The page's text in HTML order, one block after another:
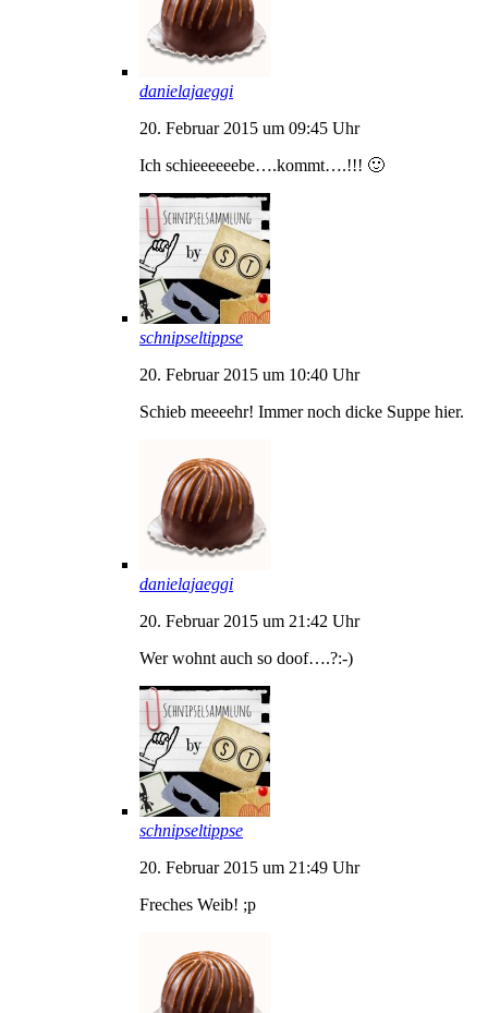
danielajaeggi
20. Februar 2015 um 09:45 Uhr
Ich schieeeeeebe….kommt….!!! 🙂
schnipseltippse
20. Februar 2015 um 10:40 Uhr
Schieb meeeehr! Immer noch dicke Suppe hier.
danielajaeggi
20. Februar 2015 um 21:42 Uhr
Wer wohnt auch so doof….?:-)
schnipseltippse
20. Februar 2015 um 21:49 Uhr
Freches Weib! ;p